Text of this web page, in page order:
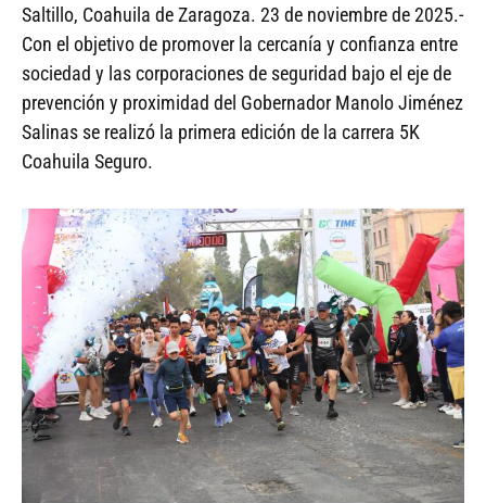
Saltillo, Coahuila de Zaragoza. 23 de noviembre de 2025.-
Con el objetivo de promover la cercanía y confianza entre
sociedad y las corporaciones de seguridad bajo el eje de
prevención y proximidad del Gobernador Manolo Jiménez
Salinas se realizó la primera edición de la carrera 5K
Coahuila Seguro.